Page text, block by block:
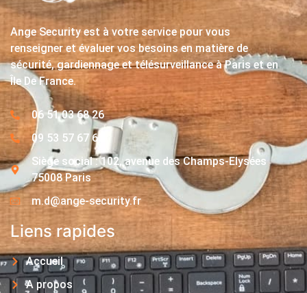
Ange Security est à votre service pour vous
renseigner et évaluer vos besoins en matière de
sécurité, gardiennage et télésurveillance à Paris et en
Île De France.
06 51 03 68 26
09 53 57 67 63
Siège social : 102, avenue des Champs-Elysées
75008 Paris
m.d@ange-security.fr
Liens rapides
Accueil
A propos